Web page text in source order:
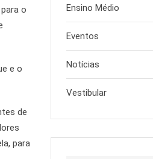
o
e o
de
para
Ensino Médio
Eventos
Notícias
Vestibular